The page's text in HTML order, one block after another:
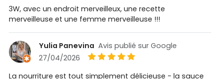
3W, avec un endroit merveilleux, une recette
merveilleuse et une femme merveilleuse !!!
Yulia Panevina Avis publié sur Google
27/04/2026
La nourriture est tout simplement délicieuse - la sauce